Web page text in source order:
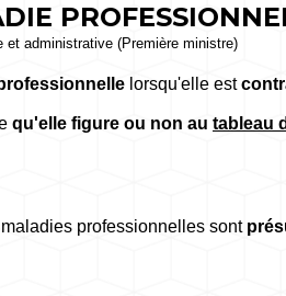
et administrative (Première ministre)
lorsqu'elle est
qu'elle figure ou non au tableau
professionnelles sont